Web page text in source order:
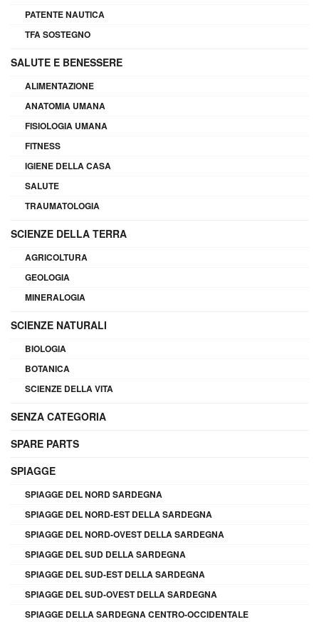
PATENTE NAUTICA
TFA SOSTEGNO
SALUTE E BENESSERE
ALIMENTAZIONE
ANATOMIA UMANA
FISIOLOGIA UMANA
FITNESS
IGIENE DELLA CASA
SALUTE
TRAUMATOLOGIA
SCIENZE DELLA TERRA
AGRICOLTURA
GEOLOGIA
MINERALOGIA
SCIENZE NATURALI
BIOLOGIA
BOTANICA
SCIENZE DELLA VITA
SENZA CATEGORIA
SPARE PARTS
SPIAGGE
SPIAGGE DEL NORD SARDEGNA
SPIAGGE DEL NORD-EST DELLA SARDEGNA
SPIAGGE DEL NORD-OVEST DELLA SARDEGNA
SPIAGGE DEL SUD DELLA SARDEGNA
SPIAGGE DEL SUD-EST DELLA SARDEGNA
SPIAGGE DEL SUD-OVEST DELLA SARDEGNA
SPIAGGE DELLA SARDEGNA CENTRO-OCCIDENTALE